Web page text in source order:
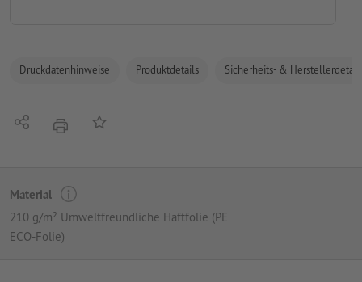
Druckdatenhinweise Produktdetails Sicherheits- &
Teilen DruckenAuf die Merkliste
Material
210 g/m² Umweltfreundliche Haftfolie (PE
ECO-Folie)